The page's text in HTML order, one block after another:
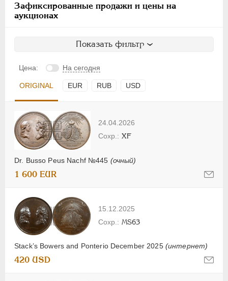
Зафиксированные продажи и цены на
аукционах
Показать фильтр
Цена: На сегодня
ORIGINAL EUR RUB USD
24.04.2026
Dr. Busso Peus Nachf №445 (очный)
XF
1 600 EUR
15.12.2025
Stack’s Bowers and Ponterio December 2025 (интернет)
MS63
420 USD